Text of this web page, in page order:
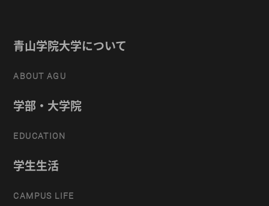
青山学院大学について
ABOUT AGU
学部・大学院
EDUCATION
学生生活
CAMPUS LIFE